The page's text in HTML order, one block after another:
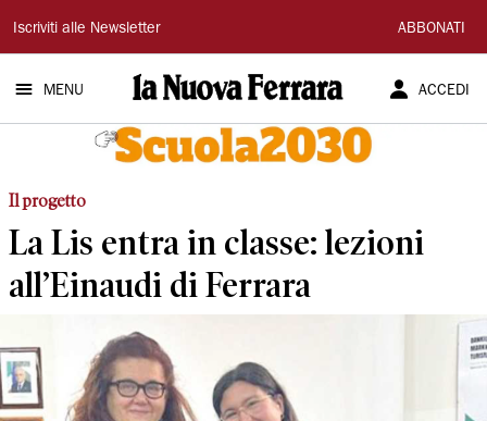
La
Nuova
Ferrara
Iscriviti alle Newsletter ABBONATI
MENU ACCEDI
Il progetto
La Lis entra in classe: lezioni
all’Einaudi di Ferrara